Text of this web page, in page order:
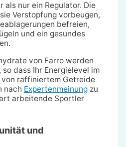
als nur ein Regulator. Die
Verstopfung vorbeugen,
befreien,
und ein gesundes
von Farro werden
dass Ihr Energielevel im
von raffiniertem Getreide
nach Expertenmeinungzu
arbeitende Sportler
und